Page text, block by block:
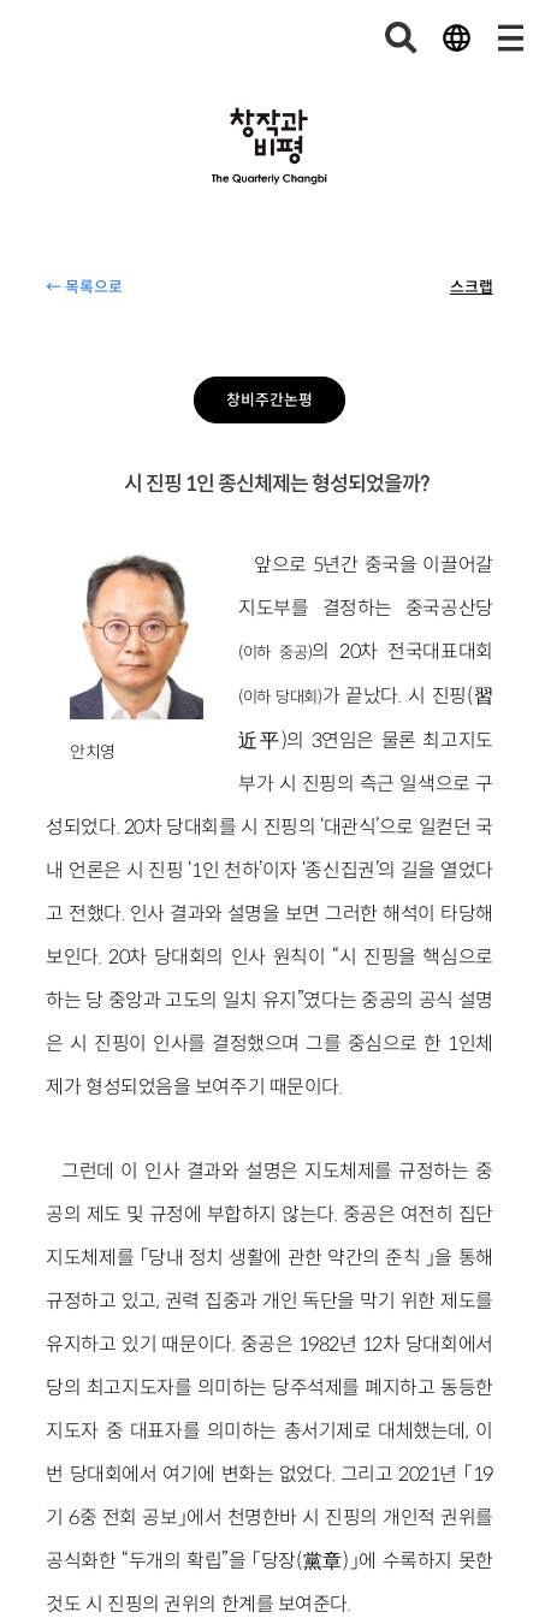
← 목록으로 스크랩
창비주간논평
시 진핑 1인 종신체제는 형성되었을까?
안치영
앞으로 5년간 중국을 이끌어갈
지도부를 결정하는 중국공산당
(이하 중공)의 20차 전국대표대회
(이하 당대회)가 끝났다. 시 진핑(習
近平)의 3연임은 물론 최고지도
부가 시 진핑의 측근 일색으로 구
성되었다. 20차 당대회를 시 진핑의 ‘대관식’으로 일컫던 국
내 언론은 시 진핑 ‘1인 천하’이자 ‘종신집권’의 길을 열었다
고 전했다. 인사 결과와 설명을 보면 그러한 해석이 타당해
보인다. 20차 당대회의 인사 원칙이 “시 진핑을 핵심으로
하는 당 중앙과 고도의 일치 유지”였다는 중공의 공식 설명
은 시 진핑이 인사를 결정했으며 그를 중심으로 한 1인체
제가 형성되었음을 보여주기 때문이다.
그런데 이 인사 결과와 설명은 지도체제를 규정하는 중
공의 제도 및 규정에 부합하지 않는다. 중공은 여전히 집단
지도체제를 「당내 정치 생활에 관한 약간의 준칙 」을 통해
규정하고 있고, 권력 집중과 개인 독단을 막기 위한 제도를
유지하고 있기 때문이다. 중공은 1982년 12차 당대회에서
당의 최고지도자를 의미하는 당주석제를 폐지하고 동등한
지도자 중 대표자를 의미하는 총서기제로 대체했는데, 이
번 당대회에서 여기에 변화는 없었다. 그리고 2021년 「19
기 6중 전회 공보」에서 천명한바 시 진핑의 개인적 권위를
공식화한 “두개의 확립”을 「당장(黨章)」에 수록하지 못한
것도 시 진핑의 권위의 한계를 보여준다.